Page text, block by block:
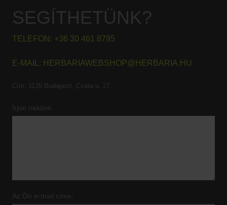
SEGÍTHETÜNK?
TELEFON: +36 30 461 8795
E-MAIL: HERBARIAWEBSHOP@HERBARIA.HU
Cím: 1135 Budapest, Csata u. 27.
Írjon nekünk
Az Ön e-mail címe: